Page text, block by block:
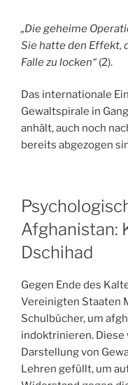
„Die geheime
Sie hatte den Effekt,
Falle zu locken“ (2).
Das internationale
Gewaltspirale in
anhält, auch noch
bereits abgezogen
Afghanistan:
Dschihad
Gegen Ende des
Vereinigten Staaten
Schulbücher, um
indoktrinieren.
Darstellung von
Lehren gefüllt, um